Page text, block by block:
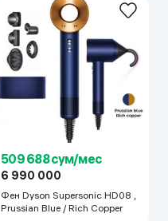
509 688 сум/мес
6 990 000
Фен Dyson Supersonic HD08 ,
Prussian Blue / Rich Copper